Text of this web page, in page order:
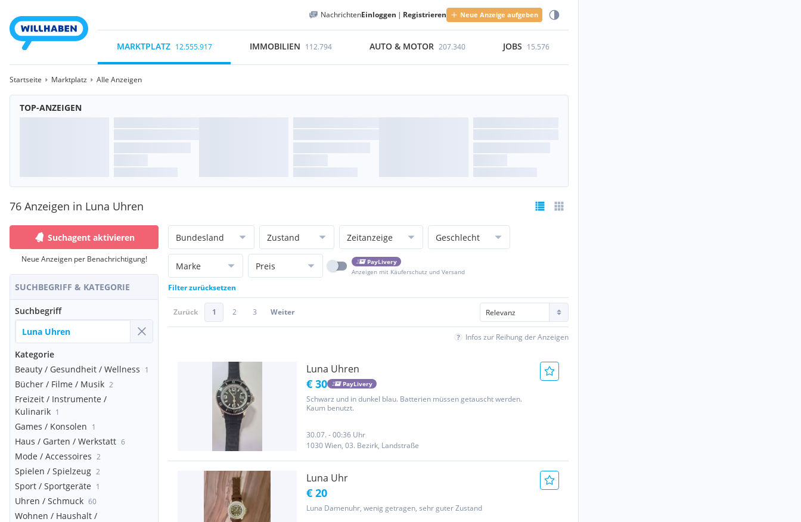
NachrichtenEinloggen | Registrieren Neue Anzeige aufgeben
MARKTPLATZ 12.555.917 IMMOBILIEN 112.794 AUTO & MOTOR 207.340 JOBS 15.576
Startseite Marktplatz Alle Anzeigen
TOP-ANZEIGEN
76 Anzeigen in Luna Uhren
Suchagent aktivieren
Neue Anzeigen per Benachrichtigung!
SUCHBEGRIFF & KATEGORIE
Suchbegriff
Kategorie
Beauty / Gesundheit / Wellness 1
Bücher / Filme / Musik 2
Freizeit / Instrumente /
Kulinarik 1
Games / Konsolen 1
Haus / Garten / Werkstatt 6
Mode / Accessoires 2
Spielen / Spielzeug 2
Sport / Sportgeräte 1
Uhren / Schmuck 60
Wohnen / Haushalt /
Bundesland Zustand Zeitanzeige Geschlecht
Marke Preis
PayLivery
Anzeigen mit Käuferschutz und Versand
Filter zurücksetzen
Zurück 1 2 3 Weiter
Infos zur Reihung der Anzeigen
Luna Uhren
€ 30 PayLivery
Schwarz und in dunkel blau. Batterien müssen getauscht werden.
Kaum benutzt.
30.07. - 00:36 Uhr
1030 Wien, 03. Bezirk, Landstraße
Luna Uhr
€ 20
Luna Damenuhr, wenig getragen, sehr guter Zustand